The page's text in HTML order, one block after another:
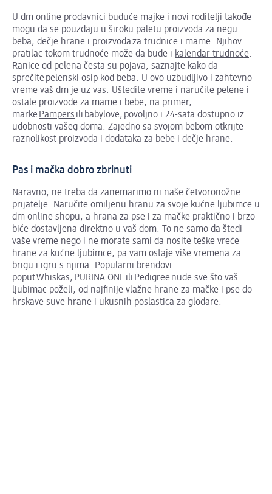
U dm online prodavnici buduće majke i novi roditelji takođe
mogu da se pouzdaju u široku paletu proizvoda za negu
beba, dečje hrane i proizvoda za trudnice i mame. Njihov
pratilac tokom trudnoće može da bude i kalendar trudnoće.
Ranice od pelena česta su pojava, saznajte kako da
sprečite pelenski osip kod beba. U ovo uzbudljivo i zahtevno
vreme vaš dm je uz vas. Uštedite vreme i naručite pelene i
ostale proizvode za mame i bebe, na primer,
marke Pampers ili babylove, povoljno i 24-sata dostupno iz
udobnosti vašeg doma. Zajedno sa svojom bebom otkrijte
raznolikost proizvoda i dodataka za bebe i dečje hrane.
Pas i mačka dobro zbrinuti
Naravno, ne treba da zanemarimo ni naše četvoronožne
prijatelje. Naručite omiljenu hranu za svoje kućne ljubimce u
dm online shopu, a hrana za pse i za mačke praktično i brzo
biće dostavljena direktno u vaš dom. To ne samo da štedi
vaše vreme nego i ne morate sami da nosite teške vreće
hrane za kućne ljubimce, pa vam ostaje više vremena za
brigu i igru s njima. Popularni brendovi
poput Whiskas, PURINA ONE ili Pedigree nude sve što vaš
ljubimac poželi, od najfinije vlažne hrane za mačke i pse do
hrskave suve hrane i ukusnih poslastica za glodare.